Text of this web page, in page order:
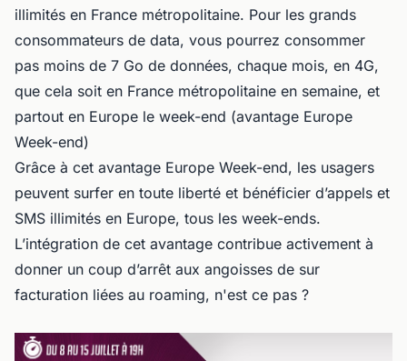
illimités en France métropolitaine. Pour les grands
consommateurs de data, vous pourrez consommer
pas moins de 7 Go de données, chaque mois, en 4G,
que cela soit en France métropolitaine en semaine, et
partout en Europe le week-end (avantage Europe
Week-end)
Grâce à cet avantage Europe Week-end, les usagers
peuvent surfer en toute liberté et bénéficier d’appels et
SMS illimités en Europe, tous les week-ends.
L’intégration de cet avantage contribue activement à
donner un coup d’arrêt aux angoisses de sur
facturation liées au roaming, n'est ce pas ?